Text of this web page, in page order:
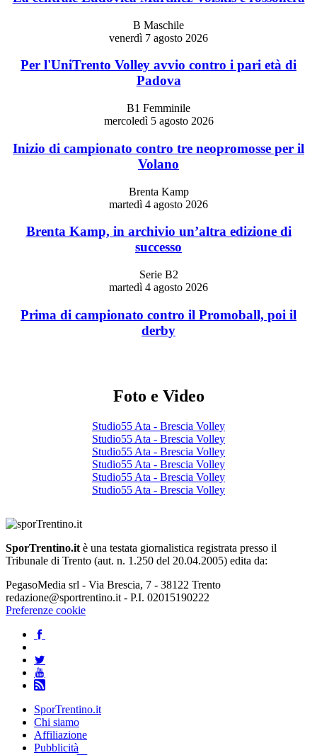
B Maschile
venerdì 7 agosto 2026
Per l'UniTrento Volley avvio contro i pari età di
Padova
B1 Femminile
mercoledì 5 agosto 2026
Inizio di campionato contro tre neopromosse per il
Volano
Brenta Kamp
martedì 4 agosto 2026
Brenta Kamp, in archivio un’altra edizione di
successo
Serie B2
martedì 4 agosto 2026
Prima di campionato contro il Promoball, poi il
derby
Foto e Video
Studio55 Ata - Brescia Volley
Studio55 Ata - Brescia Volley
Studio55 Ata - Brescia Volley
Studio55 Ata - Brescia Volley
Studio55 Ata - Brescia Volley
Studio55 Ata - Brescia Volley
SporTrentino.it è una testata giornalistica registrata presso il
Tribunale di Trento (aut. n. 1.250 del 20.04.2005) edita da:
PegasoMedia srl - Via Brescia, 7 - 38122 Trento
redazione@sportrentino.it - P.I. 02015190222
Preferenze cookie
SporTrentino.it
Chi siamo
Affiliazione
Pubblicità